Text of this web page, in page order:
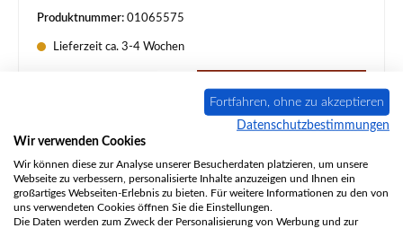
Produktnummer: 01065575
Lieferzeit ca. 3-4 Wochen
In den Warenkorb
Zum Merkzettel hinzufügen
Frage zum Produkt
Fortfahren, ohne zu akzeptieren
Datenschutzbestimmungen
Wir verwenden Cookies
Wir können diese zur Analyse unserer Besucherdaten platzieren, um unsere
Webseite zu verbessern, personalisierte Inhalte anzuzeigen und Ihnen ein
großartiges Webseiten-Erlebnis zu bieten. Für weitere Informationen zu den von
uns verwendeten Cookies öffnen Sie die Einstellungen.
Die Daten werden zum Zweck der Personalisierung von Werbung und zur